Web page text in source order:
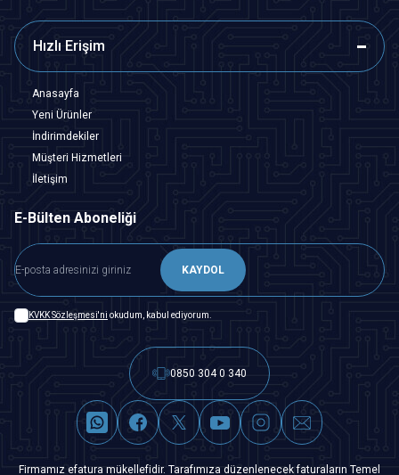
Hızlı Erişim
Anasayfa
Yeni Ürünler
İndirimdekiler
Müşteri Hizmetleri
İletişim
E-Bülten Aboneliği
KAYDOL
KVKK Sözleşmesi'ni okudum, kabul ediyorum.
0850 304 0 340
Firmamız efatura mükellefidir. Tarafımıza düzenlenecek faturaların Temel